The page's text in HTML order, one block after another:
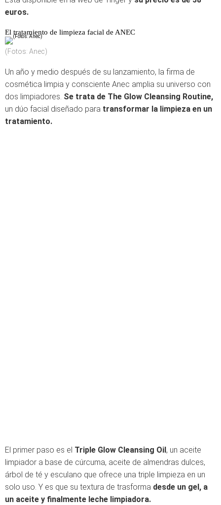
euros.
El tratamiento de limpieza facial de ANEC
(Fotos: Anec)
Un año y medio después de su lanzamiento, la firma de
cosmética limpia y consciente Anec amplia su universo con
dos limpiadores. Se trata de The Glow Cleansing Routine,
un dúo facial diseñado para transformar la limpieza en un
tratamiento.
El primer paso es el Triple Glow Cleansing Oil, un aceite
limpiador a base de cúrcuma, aceite de almendras dulces,
árbol de té y esculano que ofrece una triple limpieza en un
solo uso. Y es que su textura de trasforma desde un gel, a
un aceite y finalmente leche limpiadora.